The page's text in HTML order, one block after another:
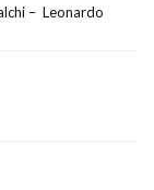
– Leonardo